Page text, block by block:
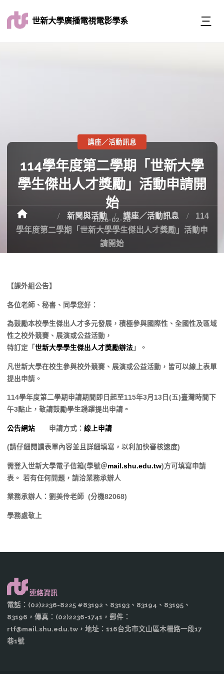
世新大學廣播電視電影學系
114學年度第二學期「世新大學
學生傑出人才獎勵」活動申請開
始
2026-02-26
講座／活動訊息
新聞與活動 講座／活動訊息
114
學年度第二學期「世新大學學生傑出人才獎勵」活動申
請開始
【課外組公告】
各位老師、秘書、同學您好：
為鼓勵本校學生傑出人才多元發展，積極參與國際性、全國性及區域
性之校外競賽、展演或公益活動，
特訂定「 世新大學學生傑出人才獎勵辦法」。
凡世新大學在校生參與校外競賽、展演或公益活動，皆可以線上表單
提出申請。
114學年度第二學期申請期間即日起至115年3月13日(五)臺灣時間下
午3點止，敬請鼓勵學生踴躍提出申請。
公告網站申請方式： 線上申請
(請仔細閱讀表單內容並且詳細填寫，以利加快審核速度)
需登入世新大學電子信箱(學號＠mail.shu.edu.tw)方可填寫申請
表。 若有任何問題，請洽業務承辦人
業務承辦人：劉美伶老師 (分機82068)
學務處敬上
連絡資訊
電話：(02)2236-8225 #83192、83193、83194、83195、
83196，傳真：(02)2236-1741，郵件：
rtf@mail.shu.edu.tw，地址：116台北市文山區木柵路一段17
巷1號